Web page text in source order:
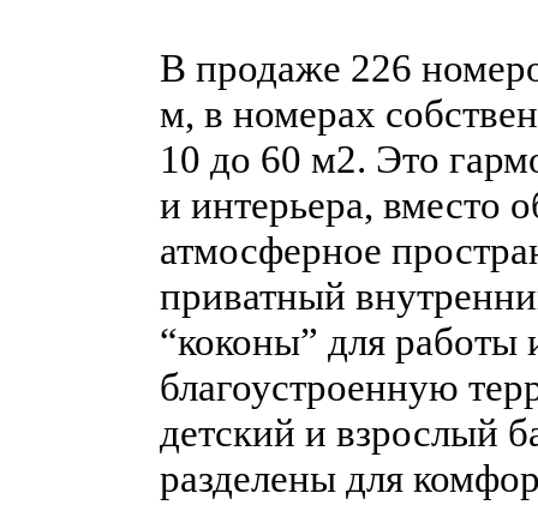
В продаже 226
м, в номерах
10 до 60 м2. Это
и интерьера, вместо
атмосферное
приватный
“коконы” для
благоустроенную
детский и взрослый
разделены для